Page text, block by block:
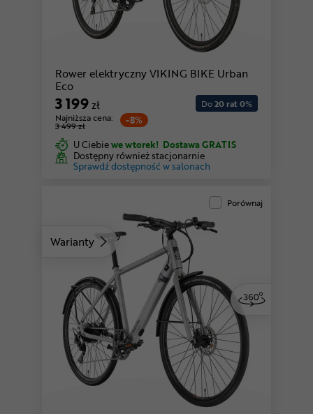
Rower elektryczny VIKING BIKE Urban
Eco
3 199zł
-8%
Najniższa cena:
3 499 zł
Do20 rat 0%
U Ciebiewe wtorek! Dostawa GRATIS
Dostępny również stacjonarnie
Sprawdź dostępność w salonach
Warianty
Porównaj